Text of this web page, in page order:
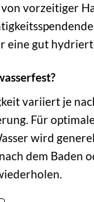
vorzeitiger
eine gut
variiert je
Für
wird
dem Baden